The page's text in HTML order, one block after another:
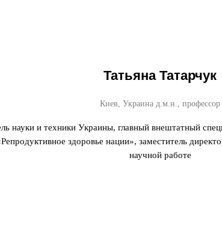
Татьяна Татарчук
Киев, Украина д.м.н., профессор
и техники Украины, главный внештатный
здоровье нации», заместитель
научной работе